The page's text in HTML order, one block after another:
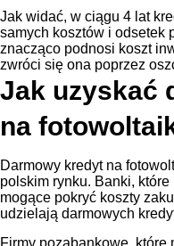
Jak widać, w ciągu 4 lat
samych kosztów i odsetek
znacząco podnosi koszt
zwróci się ona poprzez
Jak uzyskać
na
Darmowy kredyt na
polskim rynku. Banki,
mogące pokryć koszty
udzielają darmowych
Firmy pozabankowe, które